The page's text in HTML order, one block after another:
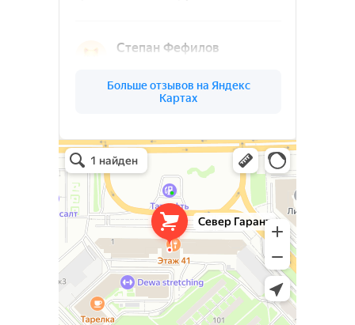
Север Гарант Групп
Металлоконструкции в Санкт‑Петербурге
Металлообработка в Санкт‑Петербурге
Ваш надёжный партнёр в реализации
уникальных проектов. Наша команда
опытных специалистов, готова
воплотить в жизнь самые смелые идеи
и проекты. Мы предлагаем широкий
спектр услуг по проектированию и
изготовлению металлоконструкций и